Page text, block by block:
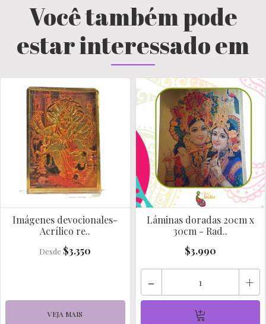
Você também pode
estar interessado em
Imágenes devocionales-
Acrílico re..
Desde $3.350
VEJA MAIS
Láminas doradas 20cm x
30cm - Rad..
$3.990
- +